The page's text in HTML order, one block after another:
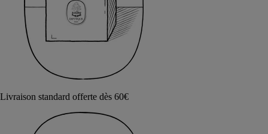
Livraison standard offerte dès 60€